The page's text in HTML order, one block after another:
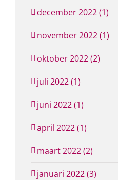
december 2022 (1)
november 2022 (1)
oktober 2022 (2)
juli 2022 (1)
juni 2022 (1)
april 2022 (1)
maart 2022 (2)
januari 2022 (3)